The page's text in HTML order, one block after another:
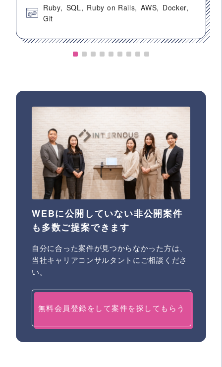
Ruby SQL Ruby on Rails AWS
Docker
Git
WEBに公開していない非公開案件
も多数ご提案できます
自分に合った案件が見つからなかった方は、
当社キャリアコンサルタントにご相談くださ
い。
無料会員登録をして案件を探してもらう